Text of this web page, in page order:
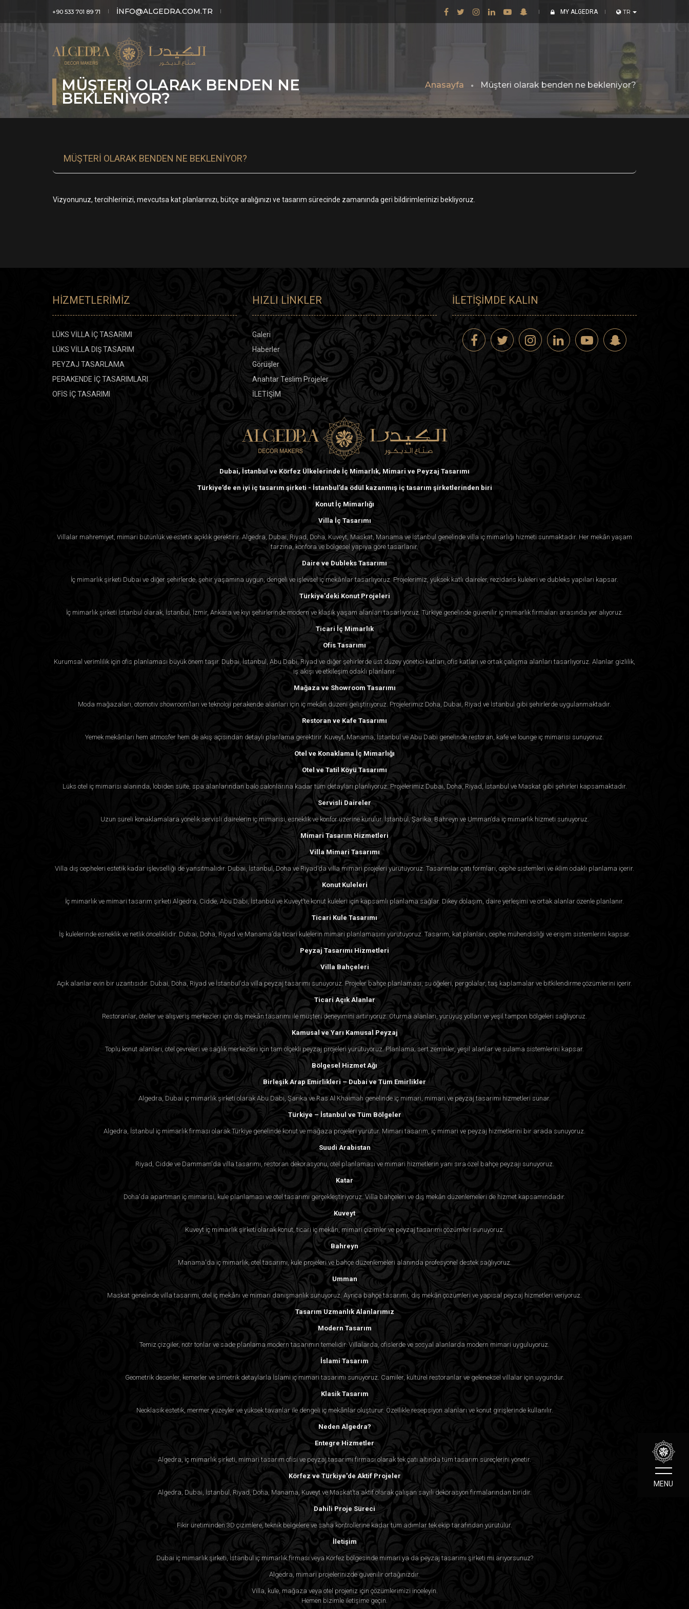
MENU
+90 533 701 89 71 INFO@ALGEDRA.COM.TR MY ALGEDRA TR
MÜŞTERI OLARAK BENDEN NE
BEKLENIYOR?
Anasayfa Müşteri olarak benden ne bekleniyor?
MÜŞTERI OLARAK BENDEN NE BEKLENIYOR?
Vizyonunuz, tercihlerinizi, mevcutsa kat planlarınızı, bütçe aralığınızı ve tasarım sürecinde zamanında geri bildirimlerinizi bekliyoruz.
HIZMETLERIMIZ
LÜKS VİLLA İÇ TASARIMI
LÜKS VİLLA DIŞ TASARIM
PEYZAJ TASARLAMA
PERAKENDE İÇ TASARIMLARI
OFİS İÇ TASARIMI
HIZLI LINKLER
Galeri
Haberler
Görüşler
Anahtar Teslim Projeler
İLETİŞİM
İLETIŞIMDE KALIN
Dubai, İstanbul ve Körfez Ülkelerinde İç Mimarlık, Mimari ve Peyzaj Tasarımı
Türkiye’de en iyi iç tasarım şirketi - İstanbul’da ödül kazanmış iç tasarım şirketlerinden biri
Konut İç Mimarlığı
Villa İç Tasarımı
Villalar mahremiyet, mimari bütünlük ve estetik açıklık gerektirir. Algedra, Dubai, Riyad, Doha, Kuveyt, Maskat, Manama ve İstanbul genelinde villa iç mimarlığı hizmeti sunmaktadır. Her mekân yaşam
tarzına, konfora ve bölgesel yapıya göre tasarlanır.
Daire ve Dubleks Tasarımı
İç mimarlık şirketi Dubai ve diğer şehirlerde, şehir yaşamına uygun, dengeli ve işlevsel iç mekânlar tasarlıyoruz. Projelerimiz, yüksek katlı daireler, rezidans kuleleri ve dubleks yapıları kapsar.
Türkiye'deki Konut Projeleri
İç mimarlık şirketi İstanbul olarak, İstanbul, İzmir, Ankara ve kıyı şehirlerinde modern ve klasik yaşam alanları tasarlıyoruz. Türkiye genelinde güvenilir iç mimarlık firmaları arasında yer alıyoruz.
Ticari İç Mimarlık
Ofis Tasarımı
Kurumsal verimlilik için ofis planlaması büyük önem taşır. Dubai, İstanbul, Abu Dabi, Riyad ve diğer şehirlerde üst düzey yönetici katları, ofis katları ve ortak çalışma alanları tasarlıyoruz. Alanlar gizlilik,
iş akışı ve etkileşim odaklı planlanır.
Mağaza ve Showroom Tasarımı
Moda mağazaları, otomotiv showroom’ları ve teknoloji perakende alanları için iç mekân düzeni geliştiriyoruz. Projelerimiz Doha, Dubai, Riyad ve İstanbul gibi şehirlerde uygulanmaktadır.
Restoran ve Kafe Tasarımı
Yemek mekânları hem atmosfer hem de akış açısından detaylı planlama gerektirir. Kuveyt, Manama, İstanbul ve Abu Dabi genelinde restoran, kafe ve lounge iç mimarisi sunuyoruz.
Otel ve Konaklama İç Mimarlığı
Otel ve Tatil Köyü Tasarımı
Lüks otel iç mimarisi alanında, lobiden süite, spa alanlarından balo salonlarına kadar tüm detayları planlıyoruz. Projelerimiz Dubai, Doha, Riyad, İstanbul ve Maskat gibi şehirleri kapsamaktadır.
Servisli Daireler
Uzun süreli konaklamalara yönelik servisli dairelerin iç mimarisi, esneklik ve konfor üzerine kurulur. İstanbul, Şarika, Bahreyn ve Umman’da iç mimarlık hizmeti sunuyoruz.
Mimari Tasarım Hizmetleri
Villa Mimari Tasarımı
Villa dış cepheleri estetik kadar işlevselliği de yansıtmalıdır. Dubai, İstanbul, Doha ve Riyad’da villa mimari projeleri yürütüyoruz. Tasarımlar çatı formları, cephe sistemleri ve iklim odaklı planlama içerir.
Konut Kuleleri
İç mimarlık ve mimari tasarım şirketi Algedra, Cidde, Abu Dabi, İstanbul ve Kuveyt’te konut kuleleri için kapsamlı planlama sağlar. Dikey dolaşım, daire yerleşimi ve ortak alanlar özenle planlanır.
Ticari Kule Tasarımı
İş kulelerinde esneklik ve netlik önceliklidir. Dubai, Doha, Riyad ve Manama’da ticari kulelerin mimari planlamasını yürütüyoruz. Tasarım, kat planları, cephe mühendisliği ve erişim sistemlerini kapsar.
Peyzaj Tasarımı Hizmetleri
Villa Bahçeleri
Açık alanlar evin bir uzantısıdır. Dubai, Doha, Riyad ve İstanbul’da villa peyzaj tasarımı sunuyoruz. Projeler bahçe planlaması, su öğeleri, pergolalar, taş kaplamalar ve bitkilendirme çözümlerini içerir.
Ticari Açık Alanlar
Restoranlar, oteller ve alışveriş merkezleri için dış mekân tasarımı ile müşteri deneyimini artırıyoruz. Oturma alanları, yürüyüş yolları ve yeşil tampon bölgeleri sağlıyoruz.
Kamusal ve Yarı Kamusal Peyzaj
Toplu konut alanları, otel çevreleri ve sağlık merkezleri için tam ölçekli peyzaj projeleri yürütüyoruz. Planlama; sert zeminler, yeşil alanlar ve sulama sistemlerini kapsar.
Bölgesel Hizmet Ağı
Birleşik Arap Emirlikleri – Dubai ve Tüm Emirlikler
Algedra, Dubai iç mimarlık şirketi olarak Abu Dabi, Şarika ve Ras Al Khaimah genelinde iç mimari, mimari ve peyzaj tasarımı hizmetleri sunar.
Türkiye – İstanbul ve Tüm Bölgeler
Algedra, İstanbul iç mimarlık firması olarak Türkiye genelinde konut ve mağaza projeleri yürütür. Mimari tasarım, iç mimari ve peyzaj hizmetlerini bir arada sunuyoruz.
Suudi Arabistan
Riyad, Cidde ve Dammam'da villa tasarımı, restoran dekorasyonu, otel planlaması ve mimari hizmetlerin yanı sıra özel bahçe peyzajı sunuyoruz.
Katar
Doha'da apartman iç mimarisi, kule planlaması ve otel tasarımı gerçekleştiriyoruz. Villa bahçeleri ve dış mekân düzenlemeleri de hizmet kapsamındadır.
Kuveyt
Kuveyt iç mimarlık şirketi olarak konut, ticari iç mekân, mimari çizimler ve peyzaj tasarımı çözümleri sunuyoruz.
Bahreyn
Manama'da iç mimarlık, otel tasarımı, kule projeleri ve bahçe düzenlemeleri alanında profesyonel destek sağlıyoruz.
Umman
Maskat genelinde villa tasarımı, otel iç mekânı ve mimari danışmanlık sunuyoruz. Ayrıca bahçe tasarımı, dış mekân çözümleri ve yapısal peyzaj hizmetleri veriyoruz.
Tasarım Uzmanlık Alanlarımız
Modern Tasarım
Temiz çizgiler, nötr tonlar ve sade planlama modern tasarımın temelidir. Villalarda, ofislerde ve sosyal alanlarda modern mimari uyguluyoruz.
İslami Tasarım
Geometrik desenler, kemerler ve simetrik detaylarla İslami iç mimari tasarımı sunuyoruz. Camiler, kültürel restoranlar ve geleneksel villalar için uygundur.
Klasik Tasarım
Neoklasik estetik, mermer yüzeyler ve yüksek tavanlar ile dengeli iç mekânlar oluşturur. Özellikle resepsiyon alanları ve konut girişlerinde kullanılır.
Neden Algedra?
Entegre Hizmetler
Algedra, iç mimarlık şirketi, mimari tasarım ofisi ve peyzaj tasarımı firması olarak tek çatı altında tüm tasarım süreçlerini yönetir.
Körfez ve Türkiye'de Aktif Projeler
Algedra, Dubai, İstanbul, Riyad, Doha, Manama, Kuveyt ve Maskat’ta aktif olarak çalışan sayılı dekorasyon firmalarından biridir.
Dahili Proje Süreci
Fikir üretiminden 3D çizimlere, teknik belgelere ve saha kontrollerine kadar tüm adımlar tek ekip tarafından yürütülür.
İletişim
Dubai iç mimarlık şirketi, İstanbul iç mimarlık firması veya Körfez bölgesinde mimari ya da peyzaj tasarımı şirketi mi arıyorsunuz?
Algedra, mimari projelerinizde güvenilir ortağınızdır.
Villa, kule, mağaza veya otel projeniz için çözümlerimizi inceleyin.
Hemen bizimle iletişime geçin.